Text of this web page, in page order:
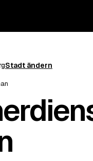
Stadt ändern